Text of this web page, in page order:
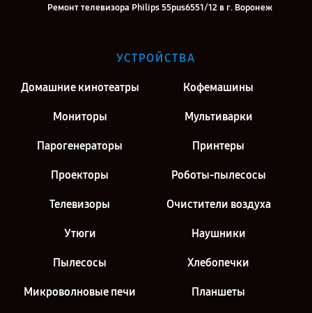
Ремонт телевизора Philips 55pus6551/12 в г. Воронеж
Ремонт телевизора Philips 55pus6551/12 в г. Киров
УСТРОЙСТВА
Домашние кинотеатры Кофемашины
Мониторы Мультиварки
Парогенераторы Принтеры
Проекторы Роботы-пылесосы
Телевизоры Очистители воздуха
Утюги Наушники
Пылесосы Хлебопечки
Микроволновые печи Планшеты